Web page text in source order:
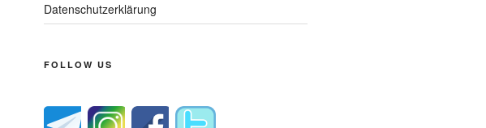
Datenschutzerklärung
FOLLOW US